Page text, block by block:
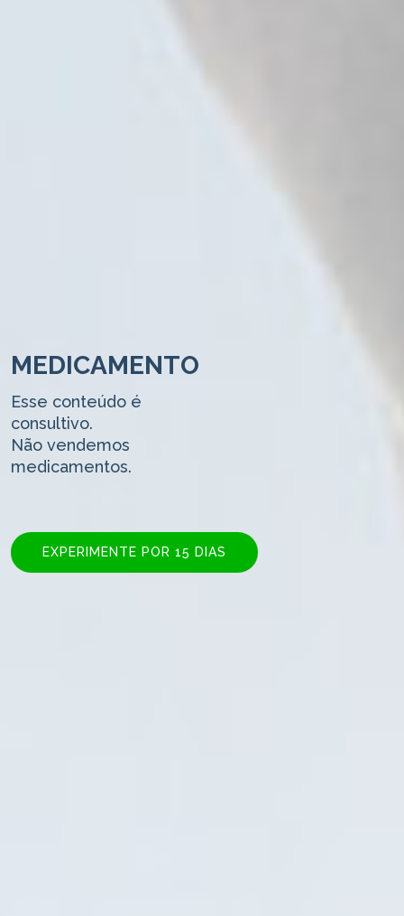
MEDICAMENTO
Esse conteúdo é
consultivo.
Não vendemos
medicamentos.
EXPERIMENTE POR 15 DIAS